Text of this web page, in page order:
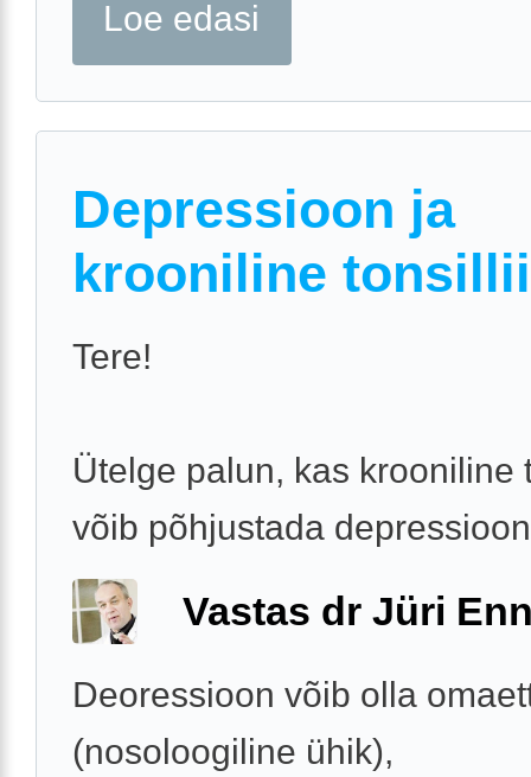
Loe edasi
Depressioon ja
krooniline
Tere!
Ütelge palun, kas krooniline
võib põhjustada
Vastas dr Jüri
Deoressioon võib olla
(nosoloogiline ühik),